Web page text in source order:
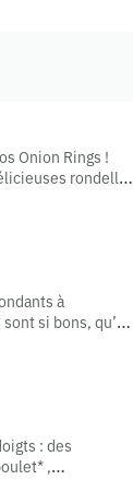
Onion Rings !
rondelles
un cœur
à
si bons, qu’on
: des
,
choix